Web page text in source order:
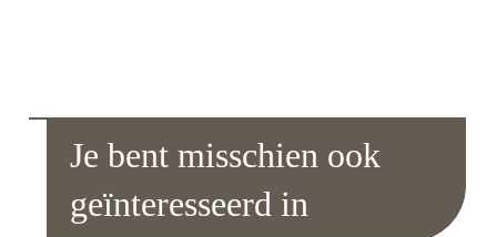
Je bent misschien ook
geïnteresseerd in